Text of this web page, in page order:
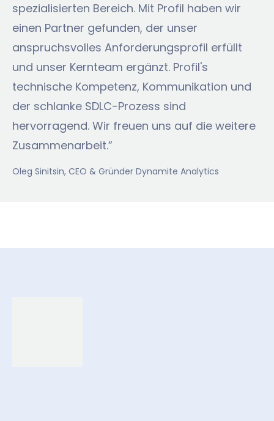
spezialisierten Bereich. Mit Profil haben wir
einen Partner gefunden, der unser
anspruchsvolles Anforderungsprofil erfüllt
und unser Kernteam ergänzt. Profil's
technische Kompetenz, Kommunikation und
der schlanke SDLC-Prozess sind
hervorragend. Wir freuen uns auf die weitere
Zusammenarbeit.”
Oleg Sinitsin, CEO & Gründer Dynamite Analytics